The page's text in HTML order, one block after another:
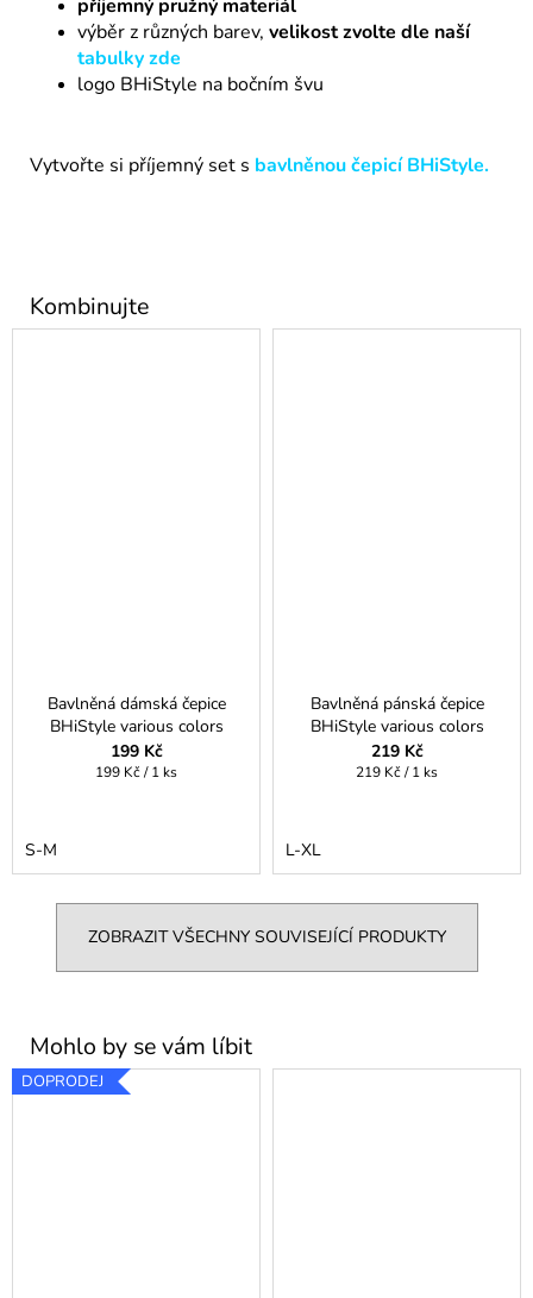
příjemný pružný materiál
výběr z různých barev, velikost zvolte dle naší
tabulky zde
logo BHiStyle na bočním švu
Vytvořte si příjemný set s bavlněnou čepicí BHiStyle.
Bavlněná dámská čepice
BHiStyle various colors
199 Kč
Měrná
199 Kč / 1 ks
S-M
Bavlněná pánská čepice
BHiStyle various colors
219 Kč
Měrná
219 Kč / 1 ks
L-XL
ZOBRAZIT VŠECHNY SOUVISEJÍCÍ PRODUKTY
DOPRODEJ